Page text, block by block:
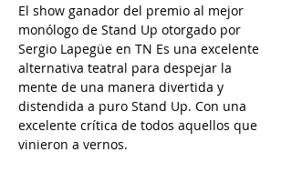
El show ganador del premio al mejor
monólogo de Stand Up otorgado por
Sergio Lapegüe en TN Es una excelente
alternativa teatral para despejar la
mente de una manera divertida y
distendida a puro Stand Up. Con una
excelente crítica de todos aquellos que
vinieron a vernos.